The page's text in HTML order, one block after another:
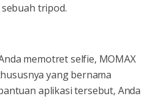
tripod.
memotret selfie, MOMAX
yang bernama
aplikasi tersebut, Anda